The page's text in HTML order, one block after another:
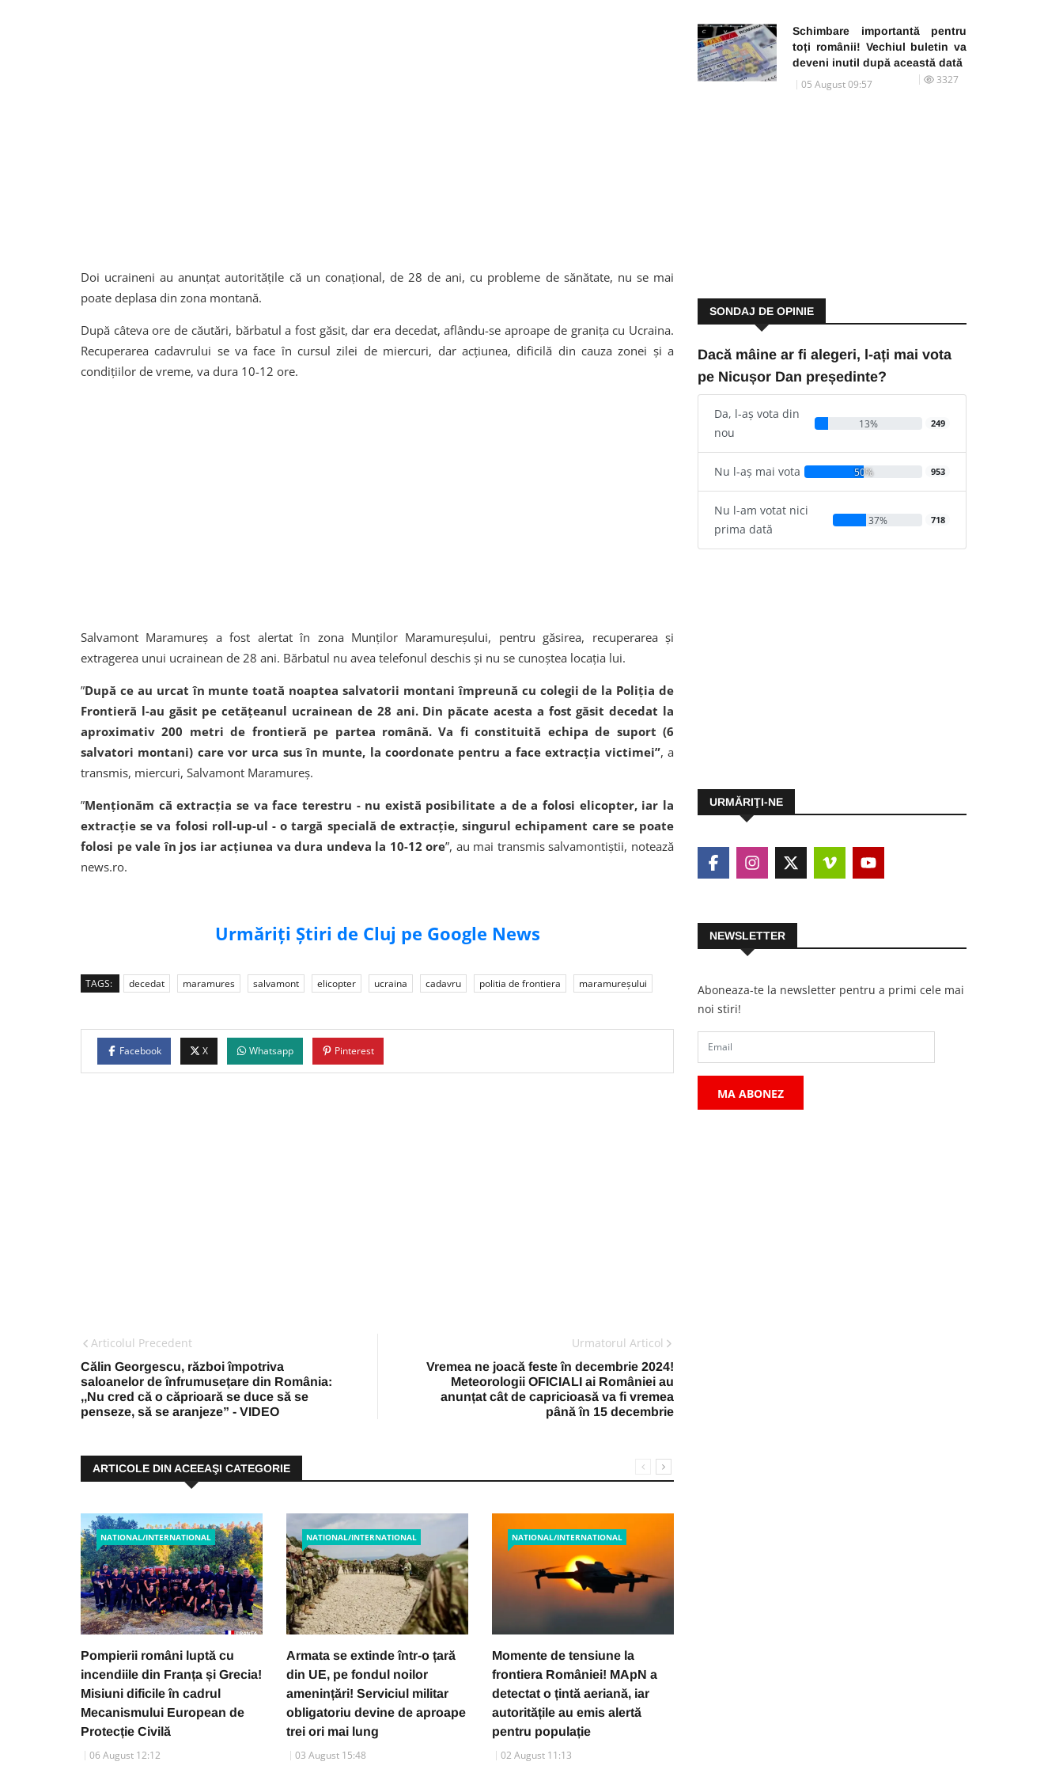
Doi ucraineni au anunţat autorităţile că un conaţional, de 28 de ani, cu probleme de sănătate, nu se mai
poate deplasa din zona montană.
După câteva ore de căutări, bărbatul a fost găsit, dar era decedat, aflându-se aproape de graniţa cu Ucraina.
Recuperarea cadavrului se va face în cursul zilei de miercuri, dar acţiunea, dificilă din cauza zonei şi a
condiţiilor de vreme, va dura 10-12 ore.
Salvamont Maramureş a fost alertat în zona Munților Maramureşului, pentru găsirea, recuperarea şi
extragerea unui ucrainean de 28 ani. Bărbatul nu avea telefonul deschis şi nu se cunoştea locaţia lui.
”După ce au urcat în munte toată noaptea salvatorii montani împreună cu colegii de la Poliţia de
Frontieră l-au găsit pe cetăţeanul ucrainean de 28 ani. Din păcate acesta a fost găsit decedat la
aproximativ 200 metri de frontieră pe partea română. Va fi constituită echipa de suport (6
salvatori montani) care vor urca sus în munte, la coordonate pentru a face extracţia victimei”, a
transmis, miercuri, Salvamont Maramureş.
”Menţionăm că extracţia se va face terestru - nu există posibilitate a de a folosi elicopter, iar la
extracţie se va folosi roll-up-ul - o targă specială de extracţie, singurul echipament care se poate
folosi pe vale în jos iar acţiunea va dura undeva la 10-12 ore”, au mai transmis salvamontiştii, notează
news.ro.
Urmăriți Știri de Cluj pe Google News
TAGS: decedat maramures salvamont elicopter ucraina cadavru politia de frontiera maramureșului
Facebook X Whatsapp Pinterest
Articolul Precedent
Călin Georgescu, război împotriva
saloanelor de înfrumusețare din România:
,,Nu cred că o căprioară se duce să se
penseze, să se aranjeze” - VIDEO
Urmatorul Articol
Vremea ne joacă feste în decembrie 2024!
Meteorologii OFICIALI ai României au
anunțat cât de capricioasă va fi vremea
până în 15 decembrie
ARTICOLE DIN ACEEAŞI CATEGORIE
NATIONAL/INTERNATIONAL
Pompierii români luptă cu
incendiile din Franța și Grecia!
Misiuni dificile în cadrul
Mecanismului European de
Protecție Civilă
06 August 12:12
NATIONAL/INTERNATIONAL
Armata se extinde într-o țară
din UE, pe fondul noilor
amenințări! Serviciul militar
obligatoriu devine de aproape
trei ori mai lung
03 August 15:48
NATIONAL/INTERNATIONAL
Momente de tensiune la
frontiera României! MApN a
detectat o țintă aeriană, iar
autoritățile au emis alertă
pentru populație
02 August 11:13
Schimbare importantă pentru
toți românii! Vechiul buletin va
deveni inutil după această dată
05 August 09:57 3327
SONDAJ DE OPINIE
Dacă mâine ar fi alegeri, l-ați mai vota
pe Nicușor Dan președinte?
Da, l-aș vota din
nou
13% 249
Nu l-aș mai vota 50% 953
Nu l-am votat nici
prima dată
37% 718
URMĂRIŢI-NE
NEWSLETTER
Aboneaza-te la newsletter pentru a primi cele mai
noi stiri!
MA ABONEZ